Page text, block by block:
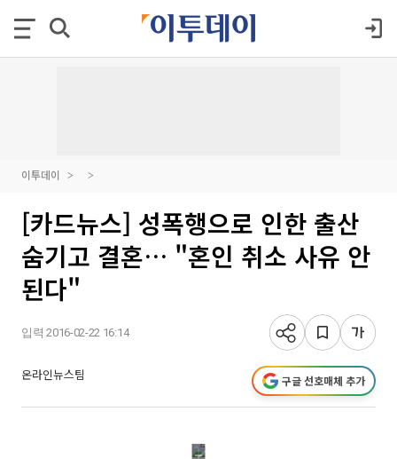
이투데이
[카드뉴스] 성폭행으로 인한 출산
숨기고 결혼… "혼인 취소 사유 안
된다"
입력 2016-02-22 16:14
온라인뉴스팀 구글 선호매체 추가